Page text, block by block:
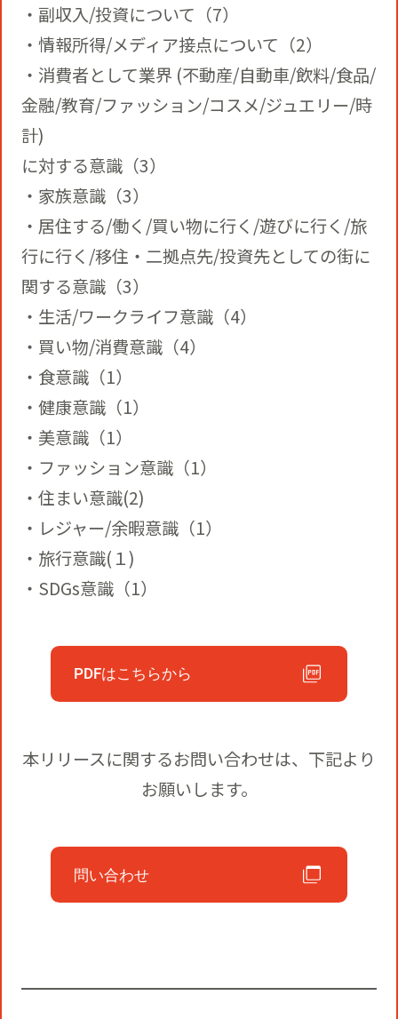
・副収入/投資について（7）
・情報所得/メディア接点について（2）
・消費者として業界 (不動産/自動車/飲料/食品/
金融/教育/ファッション/コスメ/ジュエリー/時
計)
に対する意識（3）
・家族意識（3）
・居住する/働く/買い物に行く/遊びに行く/旅
行に行く/移住・二拠点先/投資先としての街に
関する意識（3）
・生活/ワークライフ意識（4）
・買い物/消費意識（4）
・食意識（1）
・健康意識（1）
・美意識（1）
・ファッション意識（1）
・住まい意識(2)
・レジャー/余暇意識（1）
・旅行意識(１)
・SDGs意識（1）
PDFはこちらから
本リリースに関するお問い合わせは、下記より
お願いします。
問い合わせ